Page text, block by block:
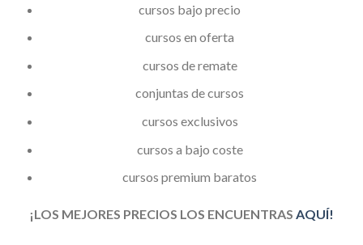
cursos bajo precio
cursos en oferta
cursos de remate
conjuntas de cursos
cursos exclusivos
cursos a bajo coste
cursos premium baratos
¡LOS MEJORES PRECIOS LOS ENCUENTRAS AQUÍ!